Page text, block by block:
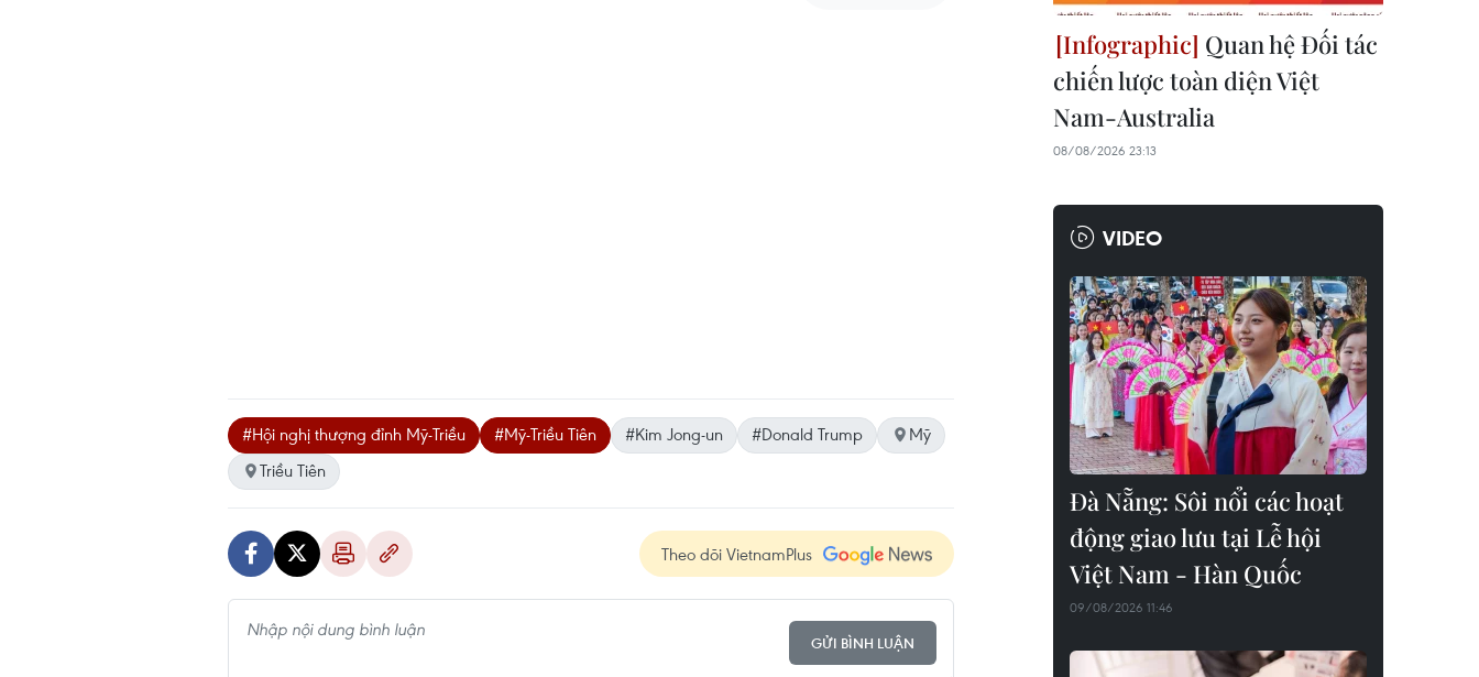
#Hội nghị thượng đỉnh Mỹ-Triều #Mỹ-Triều Tiên #Kim Jong-un #Donald Trump
Mỹ
Triều Tiên
Theo dõi VietnamPlus
GỬI BÌNH LUẬN
Quan hệ Đối tác
chiến lược toàn diện Việt
Nam-Australia
08/08/2026 23:13
VIDEO
Đà Nẵng: Sôi nổi các hoạt
động giao lưu tại Lễ hội
Việt Nam - Hàn Quốc
09/08/2026 11:46